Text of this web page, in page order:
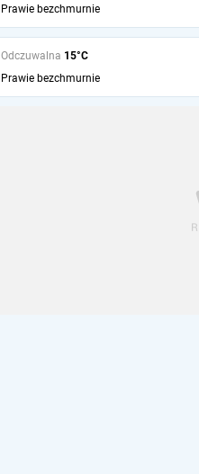
Prawie bezchmurnie
Odczuwalna 15°C
Prawie bezchmurnie